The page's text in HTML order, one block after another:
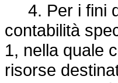
4. Per i fini
contabilità
1, nella quale
risorse